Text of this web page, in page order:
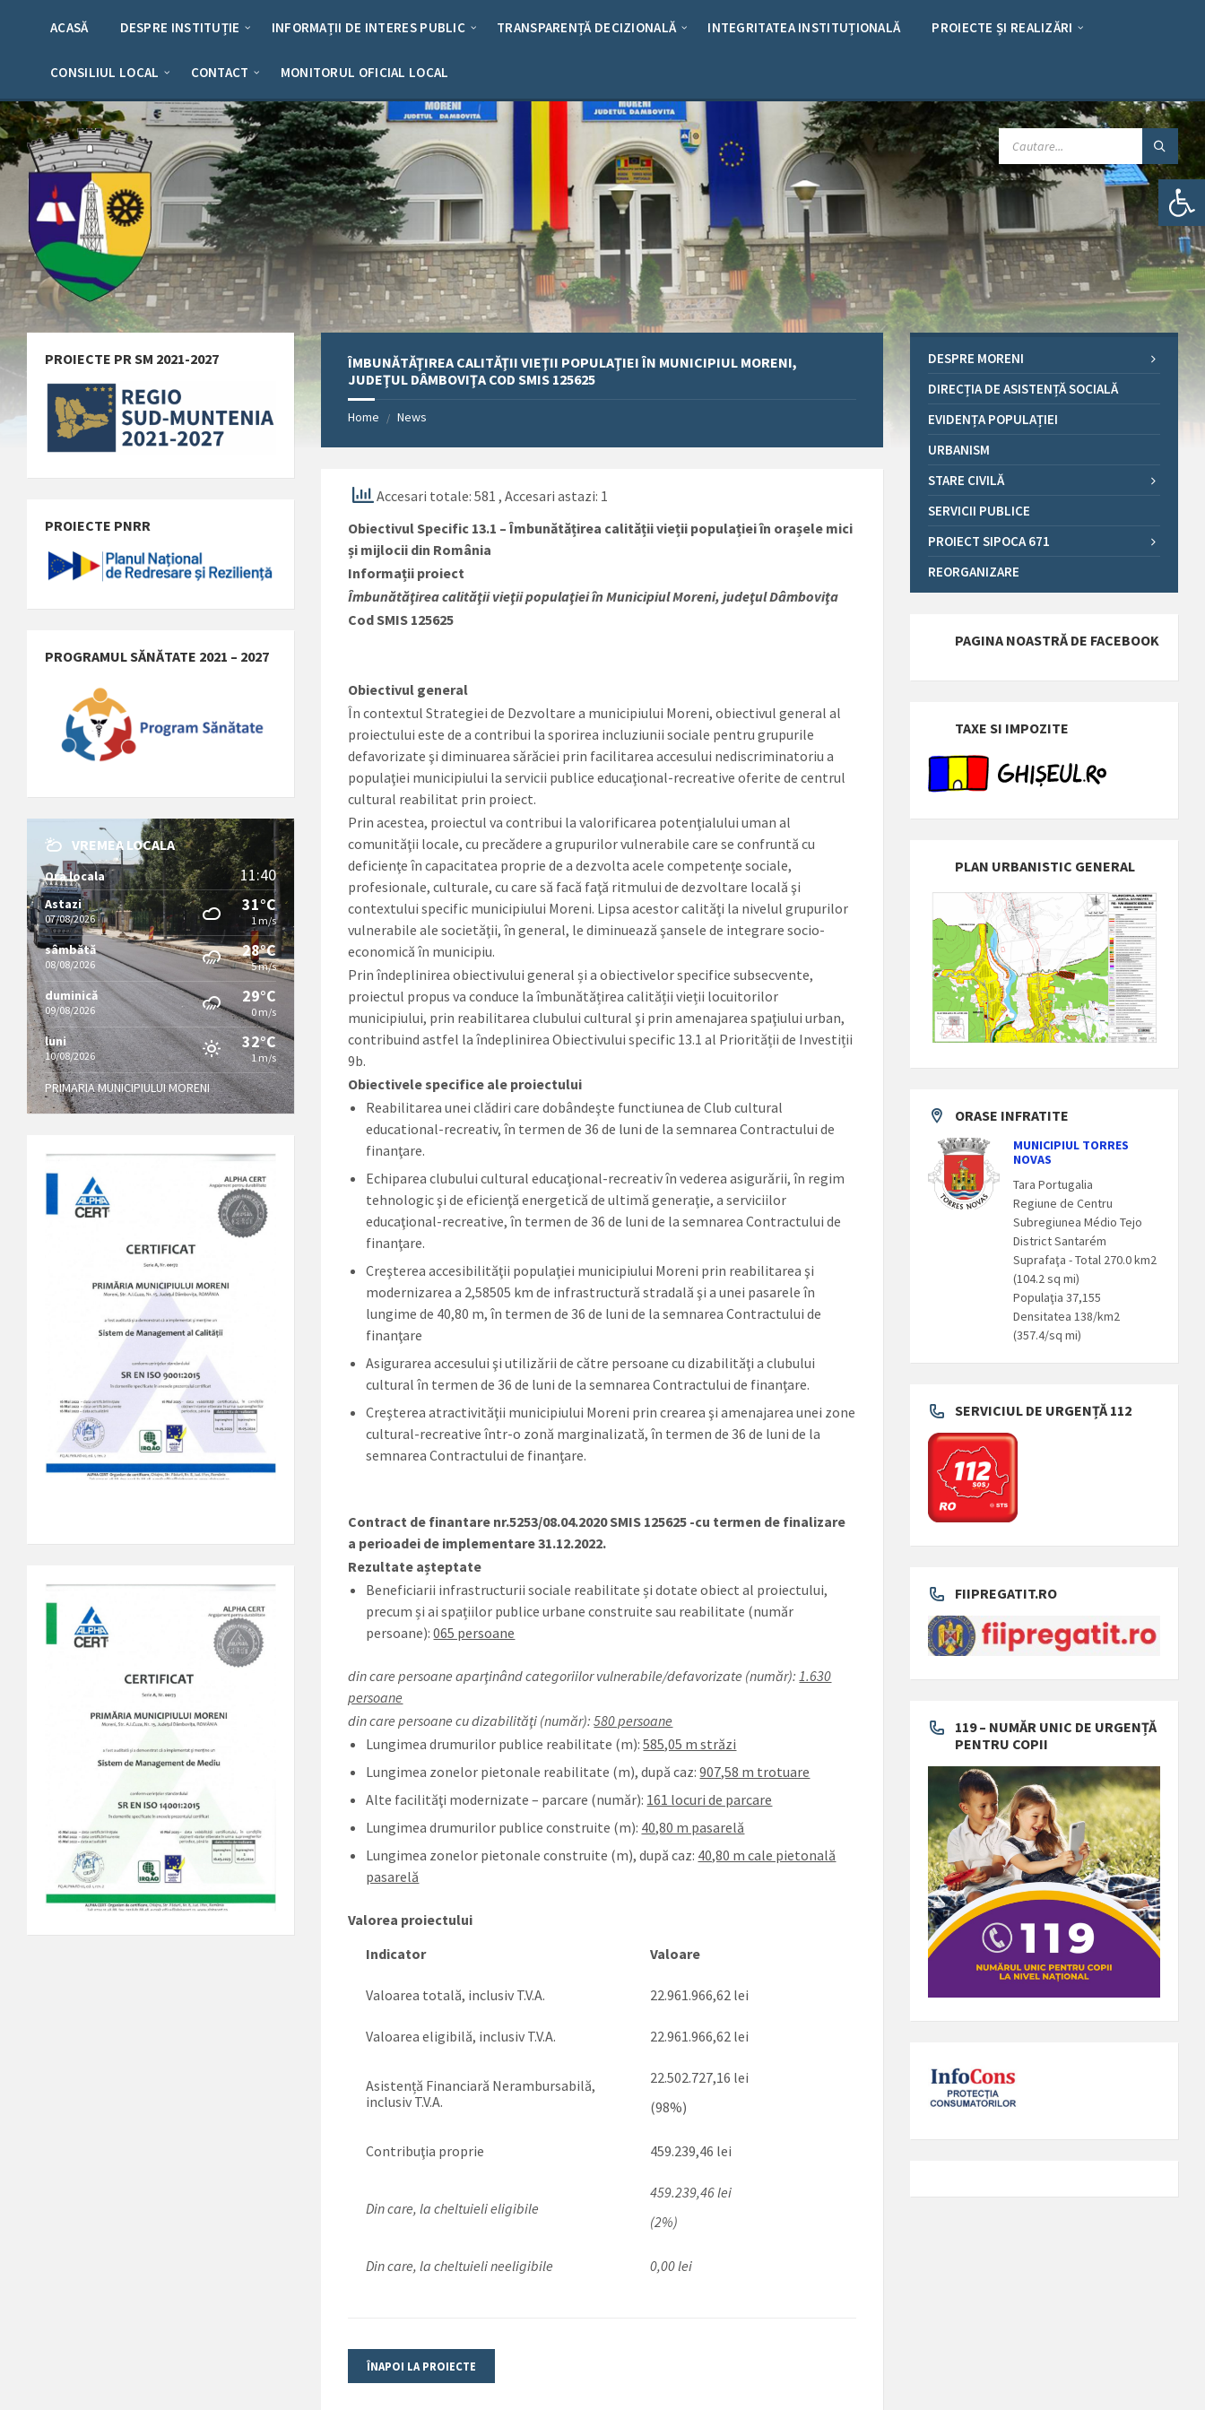
Deschide bara de unelte
ACASĂ DESPRE INSTITUȚIE INFORMAȚII DE INTERES PUBLIC TRANSPARENȚĂ DECIZIONALĂ INTEGRITATEA INSTITUȚIONALĂ PROIECTE ȘI REALIZĂRI
CONSILIUL LOCAL CONTACT MONITORUL OFICIAL LOCAL
CAUTARE:
ÎMBUNĂTĂŢIREA CALITĂŢII VIEŢII POPULAŢIEI ÎN MUNICIPIUL MORENI,
JUDEŢUL DÂMBOVIŢA COD SMIS 125625
Home / News
Accesari totale: 581, Accesari astazi: 1
Obiectivul Specific 13.1 – Îmbunătățirea calității vieții populației în orașele mici
și mijlocii din România
Informații proiect
Îmbunătăţirea calităţii vieţii populaţiei în Municipiul Moreni, judeţul Dâmboviţa
Cod SMIS 125625
Obiectivul general
În contextul Strategiei de Dezvoltare a municipiului Moreni, obiectivul general al
proiectului este de a contribui la sporirea incluziunii sociale pentru grupurile
defavorizate şi diminuarea sărăciei prin facilitarea accesului nediscriminatoriu a
populaţiei municipiului la servicii publice educaţional-recreative oferite de centrul
cultural reabilitat prin proiect.
Prin acestea, proiectul va contribui la valorificarea potenţialului uman al
comunităţii locale, cu precădere a grupurilor vulnerabile care se confruntă cu
deficienţe în capacitatea proprie de a dezvolta acele competenţe sociale,
profesionale, culturale, cu care să facă faţă ritmului de dezvoltare locală şi
contextului specific municipiului Moreni. Lipsa acestor calităţi la nivelul grupurilor
vulnerabile ale societăţii, în general, le diminuează şansele de integrare socio-
economică în municipiu.
Prin îndeplinirea obiectivului general și a obiectivelor specifice subsecvente,
proiectul propus va conduce la îmbunătățirea calității vieții locuitorilor
municipiului, prin reabilitarea clubului cultural şi prin amenajarea spaţiului urban,
contribuind astfel la îndeplinirea Obiectivului specific 13.1 al Priorității de Investiții
9b.
Obiectivele specifice ale proiectului
Reabilitarea unei clădiri care dobândeşte functiunea de Club cultural
educational-recreativ, în termen de 36 de luni de la semnarea Contractului de
finanţare.
Echiparea clubului cultural educaţional-recreativ în vederea asigurării, în regim
tehnologic şi de eficienţă energetică de ultimă generaţie, a serviciilor
educaţional-recreative, în termen de 36 de luni de la semnarea Contractului de
finanţare.
Creşterea accesibilităţii populaţiei municipiului Moreni prin reabilitarea şi
modernizarea a 2,58505 km de infrastructură stradală şi a unei pasarele în
lungime de 40,80 m, în termen de 36 de luni de la semnarea Contractului de
finanţare
Asigurarea accesului şi utilizării de către persoane cu dizabilităţi a clubului
cultural în termen de 36 de luni de la semnarea Contractului de finanţare.
Creşterea atractivităţii municipiului Moreni prin crearea şi amenajarea unei zone
cultural-recreative într-o zonă marginalizată, în termen de 36 de luni de la
semnarea Contractului de finanţare.
Contract de finantare nr.5253/08.04.2020 SMIS 125625 -cu termen de finalizare
a perioadei de implementare 31.12.2022.
Rezultate așteptate
Beneficiarii infrastructurii sociale reabilitate și dotate obiect al proiectului,
precum și ai spațiilor publice urbane construite sau reabilitate (număr
persoane):065 persoane
din care persoane aparţinând categoriilor vulnerabile/defavorizate (număr): 1.630
persoane
din care persoane cu dizabilităţi (număr):580 persoane
Lungimea drumurilor publice reabilitate (m):585,05 m străzi
Lungimea zonelor pietonale reabilitate (m), după caz:907,58 m trotuare
Alte facilităţi modernizate – parcare (număr): 161 locuri de parcare
Lungimea drumurilor publice construite (m): 40,80 m pasarelă
Lungimea zonelor pietonale construite (m), după caz: 40,80 m cale pietonală
pasarelă
Valorea proiectului
Indicator
Valoare
Valoarea totală, inclusiv T.V.A. 22.961.966,62 lei
Valoarea eligibilă, inclusiv T.V.A. 22.961.966,62 lei
Asistență Financiară Nerambursabilă,
inclusiv T.V.A.
22.502.727,16 lei
(98%)
Contribuţia proprie 459.239,46 lei
Din care, la cheltuieli eligibile
459.239,46 lei
(2%)
Din care, la cheltuieli neeligibile 0,00 lei
PROIECTE PR SM 2021-2027
PROIECTE PNRR
PROGRAMUL SĂNĂTATE 2021 – 2027
VREMEA LOCALA
Ora locala 11:40
Astazi
07/08/2026
31°C
1 m/s
sâmbătă
08/08/2026
28°C
5 m/s
duminică
09/08/2026
29°C
0 m/s
luni
10/08/2026
32°C
1 m/s
PRIMARIA MUNICIPIULUI MORENI
DESPRE MORENI
DIRECȚIA DE ASISTENȚĂ SOCIALĂ
EVIDENȚA POPULAȚIEI
URBANISM
STARE CIVILĂ
SERVICII PUBLICE
PROIECT SIPOCA 671
REORGANIZARE
PAGINA NOASTRĂ DE FACEBOOK
TAXE SI IMPOZITE
PLAN URBANISTIC GENERAL
ORASE INFRATITE
MUNICIPIUL TORRES
NOVAS
Tara Portugalia
Regiune de Centru
Subregiunea Médio Tejo
District Santarém
Suprafaţa - Total 270.0 km2
(104.2 sq mi)
Populaţia 37,155
Densitatea 138/km2
(357.4/sq mi)
SERVICIUL DE URGENȚĂ 112
FIIPREGATIT.RO
119 – NUMĂR UNIC DE URGENȚĂ
PENTRU COPII